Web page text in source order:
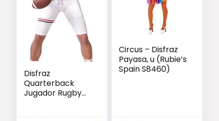
Disfraz
Quarterback
Jugador Rugby
Circus – Disfraz
Payasa, u (Rubie’s
Spain S8460)